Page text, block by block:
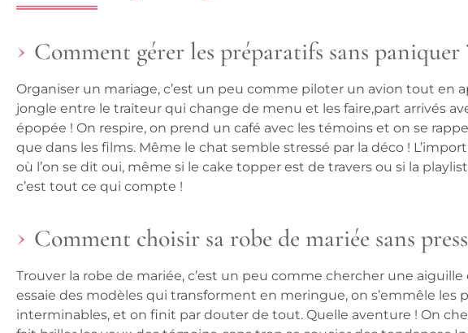
Comment gérer les préparatifs sans paniquer
Organiser un mariage, c’est un peu comme piloter un avion tout en
jongle entre le traiteur qui change de menu et les faire,part arrivés
épopée ! On respire, on prend un café avec les témoins et on se
que dans les films. Même le chat semble stressé par la déco !
où l’on se dit oui, même si le cake topper est de travers ou si la
c’est tout ce qui compte !
Comment choisir sa robe de mariée sans
Trouver la robe de mariée, c’est un peu comme chercher une
essaie des modèles qui transforment en meringue, on s’emmêle les
interminables, et on finit par douter de tout. Quelle aventure ! On